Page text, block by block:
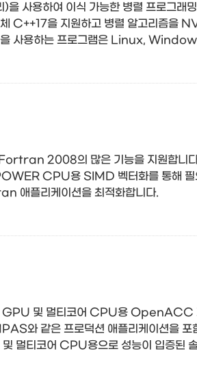
사용하여 이식 가능한 병렬 프로그래
을 지원하고 병렬 알고리즘을
을 사용하는 프로그램은 Linux,
2008의 많은 기능을 지원합
CPU용 SIMD 벡터화를 통해 필요
애플리케이션을 최적화합니다.
및 멀티코어 CPU용 OpenACC 지
같은 프로덕션 애플리케이션을 포
멀티코어 CPU용으로 성능이 입증된